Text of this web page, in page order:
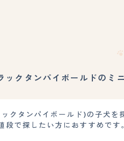
ックタンパイボールドのミ
クタンパイボールド)の子犬
で探したい方におすすめです